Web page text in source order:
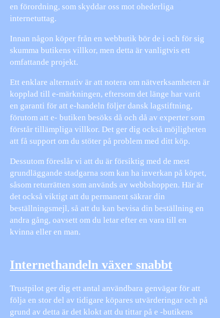
en förordning, som skyddar oss mot ohederliga
internetuttag.
Innan någon köper från en webbutik bör de i och för sig
skumma butikens villkor, men detta är vanligtvis ett
omfattande projekt.
Ett enklare alternativ är att notera om nätverksamheten är
kopplad till e-märkningen, eftersom det länge har varit
en garanti för att e-handeln följer dansk lagstiftning,
förutom att e- butiken besöks då och då av experter som
förstår tillämpliga villkor. Det ger dig också möjligheten
att få support om du stöter på problem med ditt köp.
Dessutom föreslår vi att du är försiktig med de mest
grundläggande stadgarna som kan ha inverkan på köpet,
såsom returrätten som används av webbshoppen. Här är
det också viktigt att du permanent säkrar din
beställningsmejl, så att du kan bevisa din beställning en
andra gång, oavsett om du letar efter en vara till en
kvinna eller en man.
Internethandeln växer snabbt
Trustpilot ger dig ett antal användbara genvägar för att
följa en stor del av tidigare köpares utvärderingar och på
grund av detta är det klokt att du tittar på e -butikens